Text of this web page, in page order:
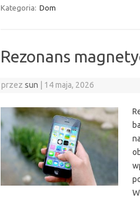
Kategoria: Dom
Rezonans
przezsun 14 maja, 2026